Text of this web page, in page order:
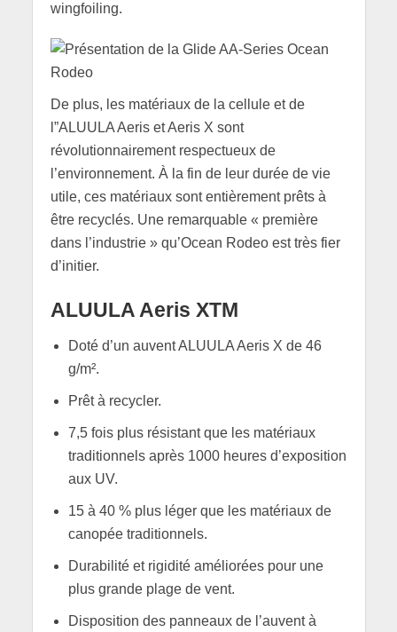
wingfoiling.
De plus, les matériaux de la cellule et de
l”ALUULA Aeris et Aeris X sont
révolutionnairement respectueux de
l’environnement. À la fin de leur durée de vie
utile, ces matériaux sont entièrement prêts à
être recyclés. Une remarquable « première
dans l’industrie » qu’Ocean Rodeo est très fier
d’initier.
ALUULA Aeris XTM
Doté d’un auvent ALUULA Aeris X de 46
g/m².
Prêt à recycler.
7,5 fois plus résistant que les matériaux
traditionnels après 1000 heures d’exposition
aux UV.
15 à 40 % plus léger que les matériaux de
canopée traditionnels.
Durabilité et rigidité améliorées pour une
plus grande plage de vent.
Disposition des panneaux de l’auvent à